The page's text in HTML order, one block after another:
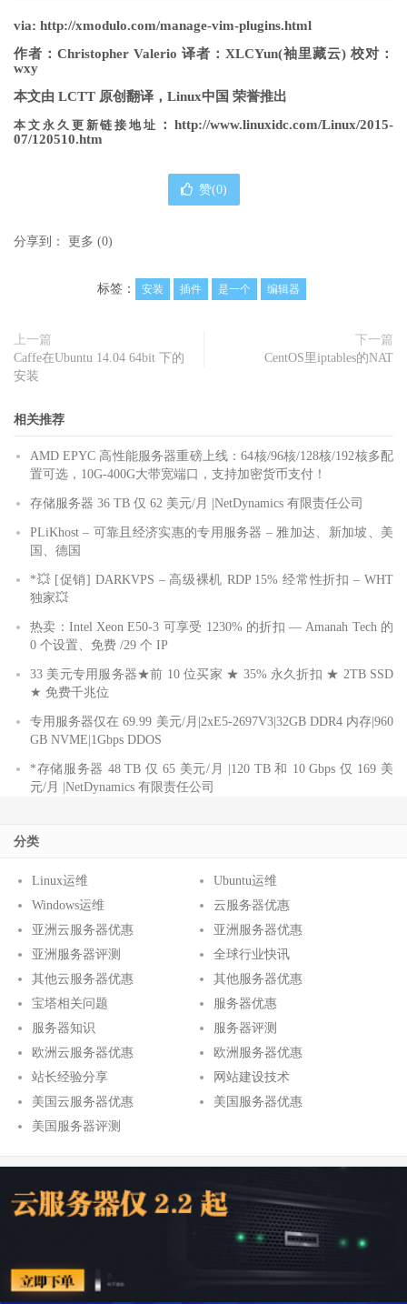
via: http://xmodulo.com/manage-vim-plugins.html
作者：Christopher Valerio 译者：XLCYun(袖里藏云) 校对：
wxy
本文由 LCTT 原创翻译，Linux中国 荣誉推出
本文永久更新链接地址 ：http://www.linuxidc.com/Linux/2015-
07/120510.htm
赞(0)
分享到： 更多 (0)
标签： 安装 插件 是一个 编辑器
上一篇
Caffe在Ubuntu 14.04 64bit 下的
安装
下一篇
CentOS里iptables的NAT
相关推荐
AMD EPYC 高性能服务器重磅上线：64核/96核/128核/192核多配
置可选，10G-400G大带宽端口，支持加密货币支付！
存储服务器 36 TB 仅 62 美元/月 |NetDynamics 有限责任公司
PLiKhost – 可靠且经济实惠的专用服务器 – 雅加达、新加坡、美
国、德国
*💥 [促销] DARKVPS – 高级裸机 RDP 15% 经常性折扣 – WHT
独家💥
热卖：Intel Xeon E50-3 可享受 1230% 的折扣 — Amanah Tech 的
0 个设置、免费 /29 个 IP
33 美元专用服务器★前 10 位买家 ★ 35% 永久折扣 ★ 2TB SSD
★ 免费千兆位
专用服务器仅在 69.99 美元/月|2xE5-2697V3|32GB DDR4 内存|960
GB NVME|1Gbps DDOS
*存储服务器 48 TB 仅 65 美元/月 |120 TB 和 10 Gbps 仅 169 美
元/月 |NetDynamics 有限责任公司
分类
Linux运维
Ubuntu运维
Windows运维
云服务器优惠
亚洲云服务器优惠
亚洲服务器优惠
亚洲服务器评测
全球行业快讯
其他云服务器优惠
其他服务器优惠
宝塔相关问题
服务器优惠
服务器知识
服务器评测
欧洲云服务器优惠
欧洲服务器优惠
站长经验分享
网站建设技术
美国云服务器优惠
美国服务器优惠
美国服务器评测